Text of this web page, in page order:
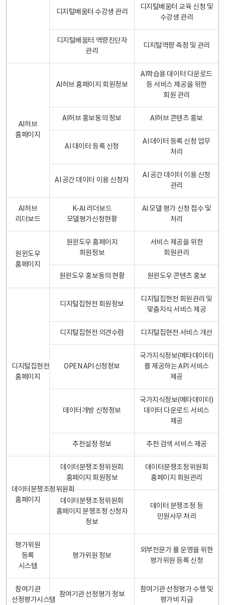
디지털배움터 수강생 관리
디지털배움터 교육 신청 및
수강생 관리
디지털배움터 역량진단자
관리
디지털역량 측정 및 관리
AI허브
홈페이지
AI허브 홈페이지 회원정보
AI학습용 데이터 다운로드
등 서비스 제공을 위한
회원 관리
AI허브 홍보동의 정보 AI허브 콘텐츠 홍보
AI 데이터 등록 신청
AI 데이터 등록 신청 업무
처리
AI 공간 데이터 이용 신청자
AI 공간 데이터 이용 신청
관리
AI허브
리더보드
K-AI 리더보드
모델평가신청현황
AI 모델 평가 신청 접수 및
처리
원윈도우
홈페이지
원윈도우 홈페이지
회원정보
서비스 제공을 위한
회원관리
원윈도우 홍보동의 현황 원윈도우 콘텐츠 홍보
디지털집현전
홈페이지
디지털집현전 회원정보
디지털집현전 회원관리 및
맞춤지식 서비스 제공
디지털집현전 의견수렴 디지털집현전 서비스 개선
OPEN API 신청정보
국가지식정보(메타데이터)
를 제공하는 API 서비스
제공
데이터개방 신청정보
국가지식정보(메타데이터)
데이터 다운로드 서비스
제공
추천설정 정보 추천 검색 서비스 제공
데이터분쟁조정위원회
홈페이지
데이터분쟁조정위원회
홈페이지 회원정보
데이터분쟁조정위원회
홈페이지 회원관리
데이터분쟁조정위원회
홈페이지 분쟁조정 신청자
정보
데이터 분쟁조정 등
민원사무 처리
평가위원
등록
시스템
평가위원 정보
외부전문가 풀 운영을 위한
평가위원 등록 신청
참여기관
선정평가시스템
참여기관 선정평가 정보
참여기관 선정평가 수행 및
평가비 지급